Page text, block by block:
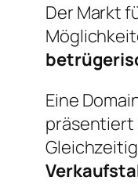
Der Markt
Eine
präsentiert